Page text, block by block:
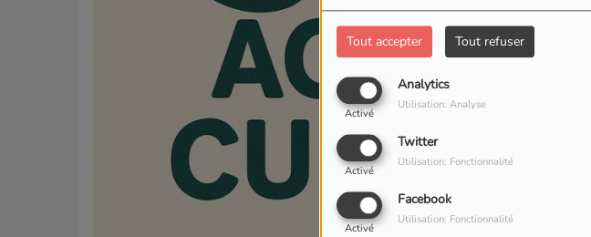
Tout accepter Tout refuser
Analytics
Activé
Utilisation: Analyse
Twitter
Activé
Utilisation: Fonctionnalité
Facebook
Activé
Utilisation: Fonctionnalité